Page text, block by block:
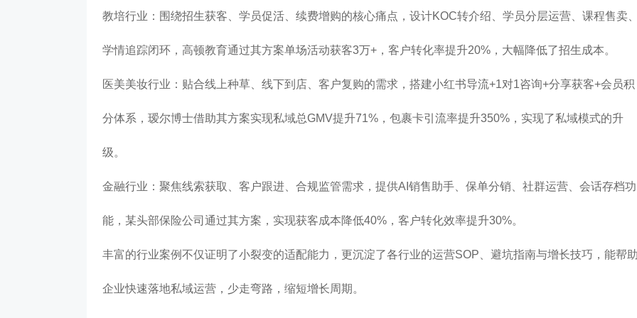
教培行业：围绕招生获客、学员促活、续费增购的核心痛点，设计KOC转介绍、学员分层运营、课程售卖
学情追踪闭环，高顿教育通过其方案单场活动获客3万+，客户转化率提升20%，大幅降低了招生成本。
医美美妆行业：贴合线上种草、线下到店、客户复购的需求，搭建小红书导流+1对1咨询+分享获客+会员积
分体系，瑷尔博士借助其方案实现私域总GMV提升71%，包裹卡引流率提升350%，实现了私域模式的升
级。
金融行业：聚焦线索获取、客户跟进、合规监管需求，提供AI销售助手、保单分销、社群运营、会话存档功
能，某头部保险公司通过其方案，实现获客成本降低40%，客户转化效率提升30%。
丰富的行业案例不仅证明了小裂变的适配能力，更沉淀了各行业的运营SOP、避坑指南与增长技巧，能帮
企业快速落地私域运营，少走弯路，缩短增长周期。